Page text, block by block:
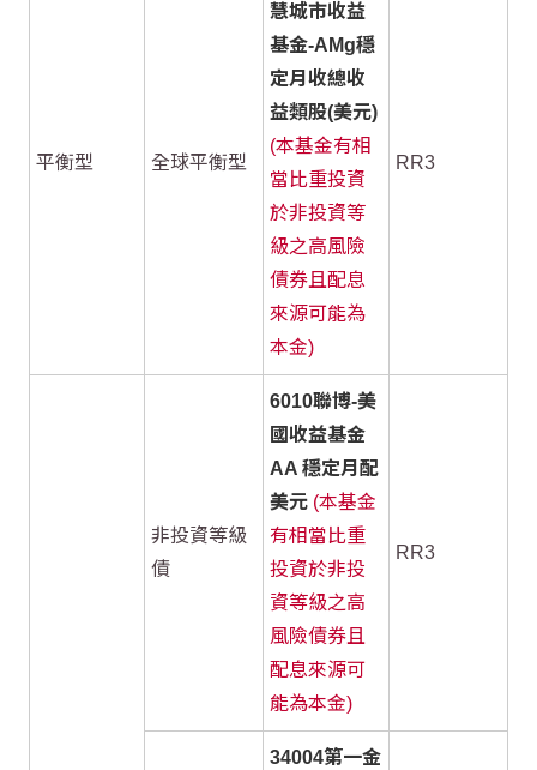
平衡型 全球平衡型
慧城市收益
基金-AMg穩
定月收總收
益類股(美元)
(本基金有相
當比重投資
於非投資等
級之高風險
債券且配息
來源可能為
本金)
RR3
非投資等級
債
6010聯博-美
國收益基金
AA 穩定月配
美元 (本基金
有相當比重
投資於非投
資等級之高
風險債券且
配息來源可
能為本金)
RR3
34004第一金